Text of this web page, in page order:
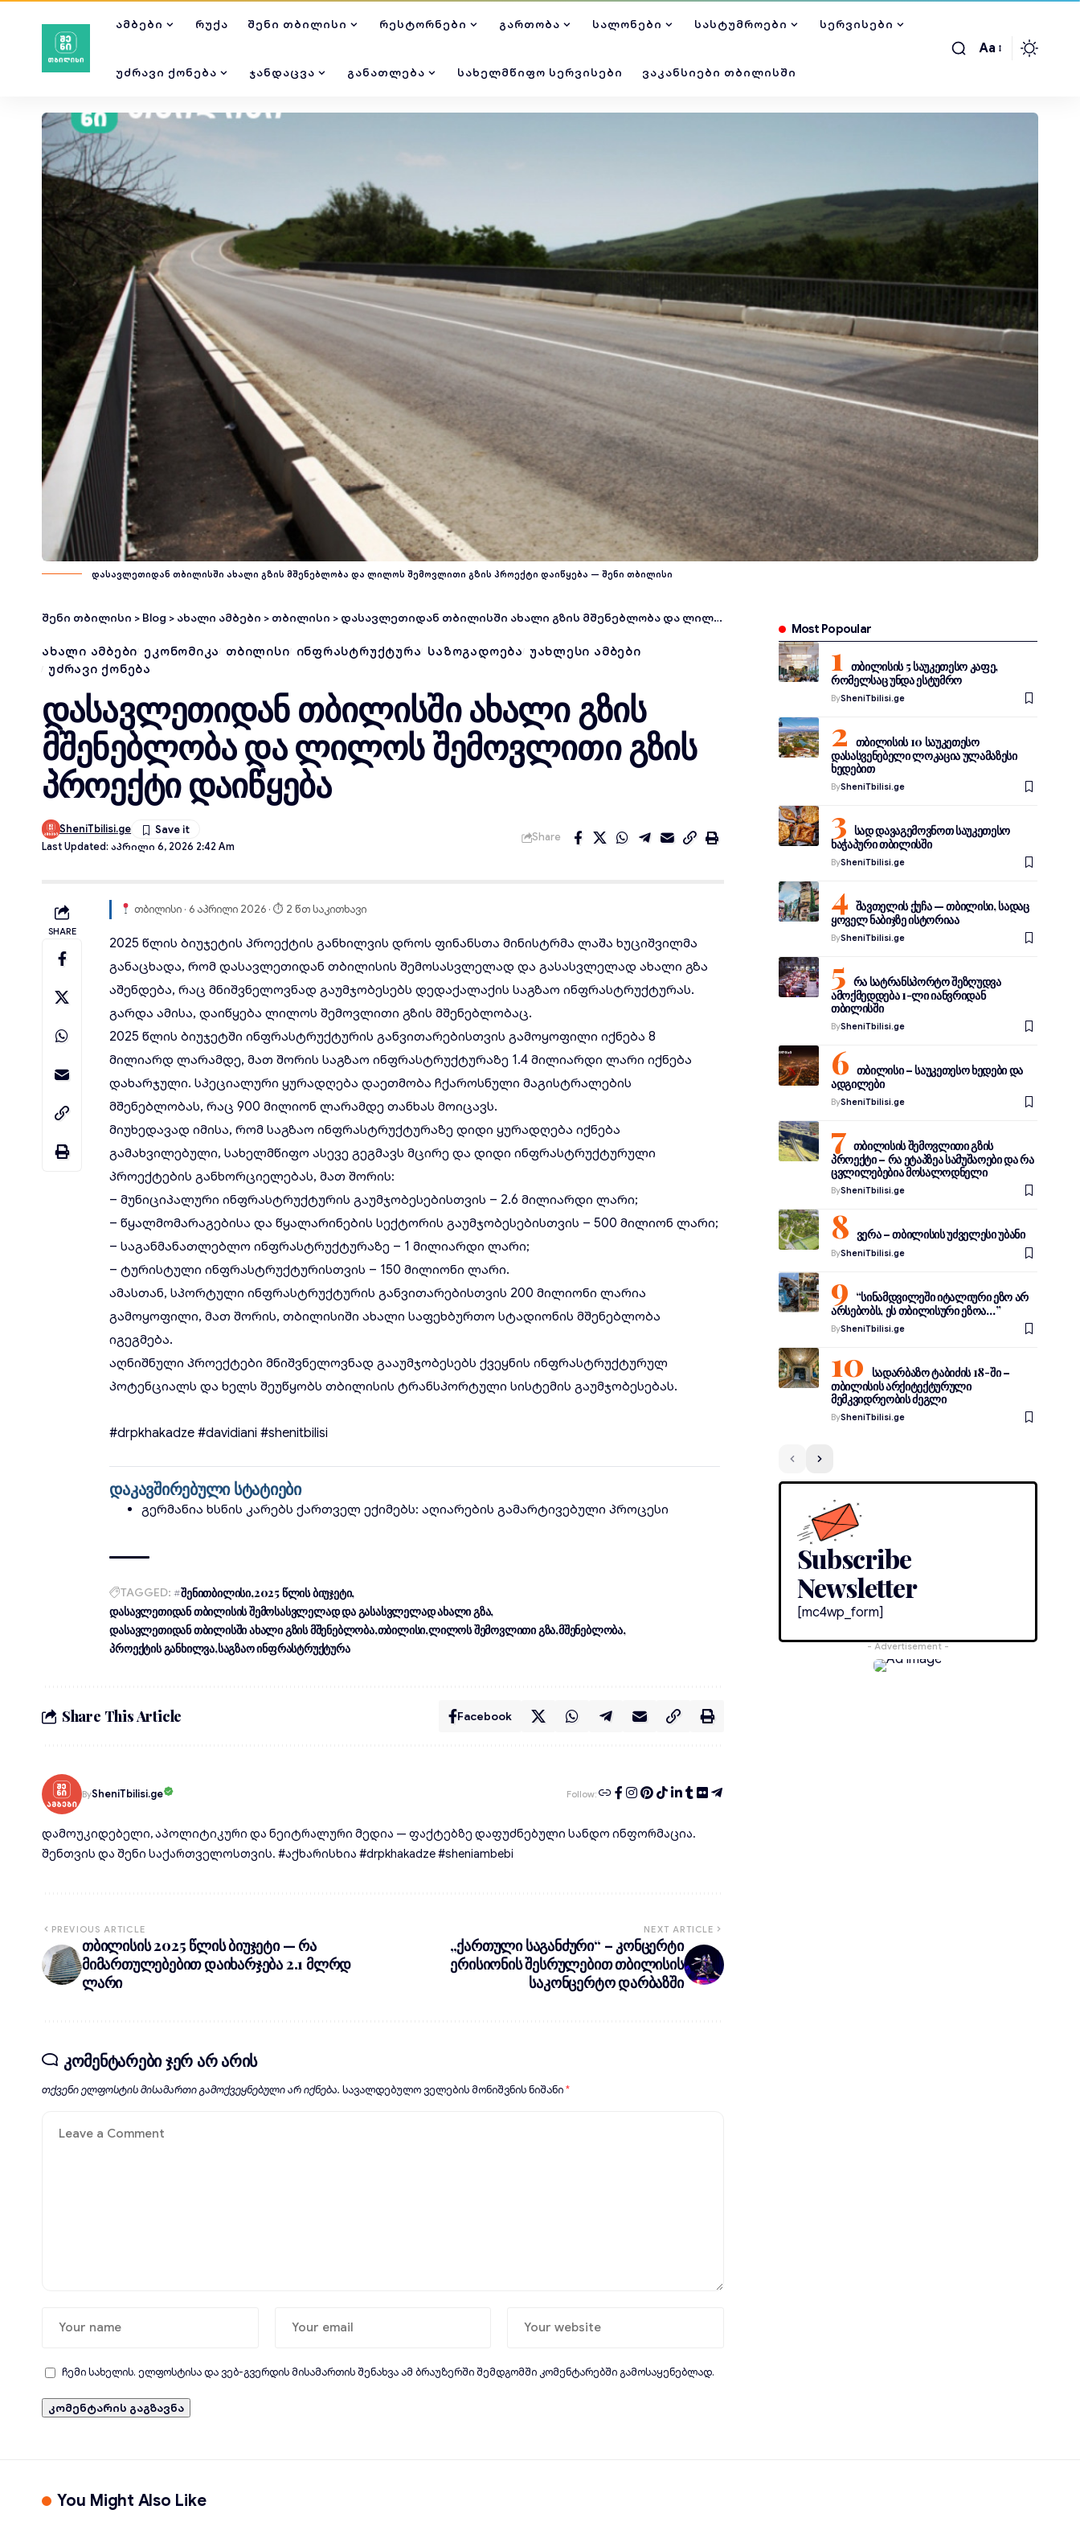
ᲐᲛᲑᲔᲑᲘ ᲠᲣᲥᲐ ᲨᲔᲜᲘ ᲗᲑᲘᲚᲘᲡᲘ ᲠᲔᲡᲢᲝᲠᲜᲔᲑᲘ ᲒᲐᲠᲗᲝᲑᲐ ᲡᲐᲚᲝᲜᲔᲑᲘ ᲡᲐᲡᲢᲣᲛᲠᲝᲔᲑᲘ ᲡᲔᲠᲕᲘᲡᲔᲑᲘ
ᲣᲫᲠᲐᲕᲘ ᲥᲝᲜᲔᲑᲐ ᲯᲐᲜᲓᲐᲪᲕᲐ ᲒᲐᲜᲐᲗᲚᲔᲑᲐ ᲡᲐᲮᲔᲚᲛᲬᲘᲤᲝ ᲡᲔᲠᲕᲘᲡᲔᲑᲘ ᲕᲐᲙᲐᲜᲡᲘᲔᲑᲘ ᲗᲑᲘᲚᲘᲡᲨᲘ
Aa
დასავლეთიდან თბილისში ახალი გზის მშენებლობა და ლილოს შემოვლითი გზის პროექტი დაიწყება — შენი თბილისი
შენი თბილისი > Blog > ახალი ამბები > თბილისი > დასავლეთიდან თბილისში ახალი გზის მშენებლობა და ლილოს შემოვლითი გზის პროექტი დაიწყება
ᲐᲮᲐᲚᲘ ᲐᲛᲑᲔᲑᲘ ᲔᲙᲝᲜᲝᲛᲘᲙᲐ ᲗᲑᲘᲚᲘᲡᲘ ᲘᲜᲤᲠᲐᲡᲢᲠᲣᲥᲢᲣᲠᲐ ᲡᲐᲖᲝᲒᲐᲓᲝᲔᲑᲐ
ᲣᲐᲮᲚᲔᲡᲘ ᲐᲛᲑᲔᲑᲘ
ᲣᲫᲠᲐᲕᲘ ᲥᲝᲜᲔᲑᲐ
დასავლეთიდან თბილისში ახალი გზის
მშენებლობა და ლილოს შემოვლითი გზის
პროექტი დაიწყება
Last Updated: Აპრილი 6, 2026 2:42 Am
SheniTbilisi.ge
Share
SHARE
თბილისი · 6 აპრილი 2026 · ⏱ 2 წთ საკითხავი
2025 წლის ბიუჯეტისპროექტის განხილვის დროს ფინანსთა მინისტრმა ლაშა ხუციშვილმა
განაცხადა, რომდასავლეთიდან თბილისის შემოსასვლელად და გასასვლელად ახალი გზა
აშენდება, რაც მნიშვნელოვნად გაუმჯობესებს დედაქალაქის საგზაო ინფრასტრუქტურას.
გარდა ამისა, დაიწყება ლილოს შემოვლითი გზის მშენებლობაც.
2025 წლის ბიუჯეტში ინფრასტრუქტურის განვითარებისთვის გამოყოფილი იქნება 8
მილიარდ ლარამდე, მათ შორის საგზაო ინფრასტრუქტურაზე 1.4 მილიარდი ლარი იქნება
დახარჯული. სპეციალური ყურადღება დაეთმობა ჩქაროსნული მაგისტრალების
მშენებლობას, რაც 900 მილიონ ლარამდე თანხას მოიცავს.
მიუხედავად იმისა, რომ საგზაო ინფრასტრუქტურაზე დიდი ყურადღება იქნება
გამახვილებული, სახელმწიფო ასევე გეგმავს მცირე და დიდი ინფრასტრუქტურული
პროექტების განხორციელებას, მათ შორის:
– მუნიციპალური ინფრასტრუქტურის გაუმჯობესებისთვის – 2.6 მილიარდი ლარი;
– წყალმომარაგებისა და წყალარინების სექტორის გაუმჯობესებისთვის – 500 მილიონ ლარი;
– საგანმანათლებლო ინფრასტრუქტურაზე – 1 მილიარდი ლარი;
– ტურისტული ინფრასტრუქტურისთვის – 150 მილიონი ლარი.
ამასთან, სპორტული ინფრასტრუქტურის განვითარებისთვის 200 მილიონი ლარია
გამოყოფილი, მათ შორის, თბილისიში ახალი საფეხბურთო სტადიონის მშენებლობა
იგეგმება.
აღნიშნული პროექტები მნიშვნელოვნად გააუმჯობესებს ქვეყნის ინფრასტრუქტურულ
პოტენციალს და ხელს შეუწყობს თბილისის ტრანსპორტული სისტემის გაუმჯობესებას.
#drpkhakadze #davidiani #shenitbilisi
დაკავშირებული სტატიები
გერმანია ხსნის კარებს ქართველ ექიმებს: აღიარების გამარტივებული პროცესი
TAGGED: #შენითბილისი 2025 წლის ბიუჯეტი
დასავლეთიდან თბილისის შემოსასვლელად და გასასვლელად ახალი გზა
დასავლეთიდან თბილისში ახალი გზის მშენებლობა თბილისი ლილოს შემოვლითი გზა მშენებლობა
პროექტის განხილვა საგზაო ინფრასტრუქტურა
Share This Article Facebook
BySheniTbilisi.ge Follow:
დამოუკიდებელი, აპოლიტიკური და ნეიტრალური მედია — ფაქტებზე დაფუძნებული სანდო ინფორმაცია.
შენთვის და შენი საქართველოსთვის. #აქხარისხია #drpkhakadze #sheniambebi
PREVIOUS ARTICLE
თბილისის 2025 წლის ბიუჯეტი — რა
მიმართულებებით დაიხარჯება 2.1 მლრდ
ლარი
NEXT ARTICLE
„ქართული საგანძური“ – კონცერტი
ერისიონის შესრულებით თბილისის
საკონცერტო დარბაზში
კომენტარები ჯერ არ არის
თქვენი ელფოსტის მისამართი გამოქვეყნებული არ იქნება. სავალდებულო ველების მონიშვნის ნიშანი*
ჩემი სახელის. ელფოსტისა და ვებ-გვერდის მისამართის შენახვა ამ ბრაუზერში შემდგომში კომენტარებში გამოსაყენებლად.
Most Popoular
თბილისის 5 საუკეთესო კაფე,
რომელსაც უნდა ესტუმრო
BySheniTbilisi.ge
თბილისის 10 საუკეთესო
დასასვენებელი ლოკაცია ულამაზესი
ხედებით
BySheniTbilisi.ge
სად დავაგემოვნოთ საუკეთესო
ხაჭაპური თბილისში
BySheniTbilisi.ge
შავთელის ქუჩა — თბილისი, სადაც
ყოველ ნაბიჯზე ისტორიაა
BySheniTbilisi.ge
რა სატრანსპორტო შეზღუდვა
ამოქმედდება 1-ლი იანვრიდან
თბილისში
BySheniTbilisi.ge
თბილისი – საუკეთესო ხედები და
ადგილები
BySheniTbilisi.ge
თბილისის შემოვლითი გზის
პროექტი – რა ეტაპზეა სამუშაოები და რა
ცვლილებებია მოსალოდნელი
BySheniTbilisi.ge
ვერა – თბილისის უძველესი უბანი
BySheniTbilisi.ge
“სინამდვილეში იტალიური ეზო არ
არსებობს, ეს თბილისური ეზოა…”
BySheniTbilisi.ge
სადარბაზო ტაბიძის 18-ში –
თბილისის არქიტექტურული
მემკვიდრეობის ძეგლი
BySheniTbilisi.ge
Subscribe
Newsletter
[mc4wp_form]
- Advertisement -
You Might Also Like